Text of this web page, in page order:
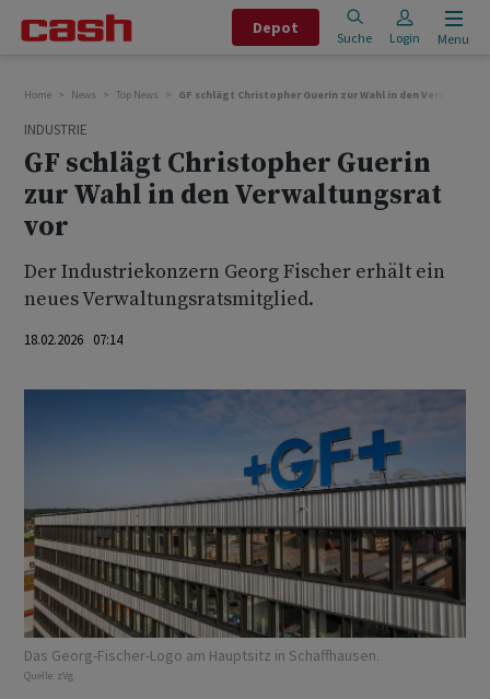
Depot
Suche Login Menu
Home News Top News GF schlägt Christopher Guerin zur Wahl in den
INDUSTRIE
GF schlägt Christopher Guerin
zur Wahl in den Verwaltungsrat
vor
Der Industriekonzern Georg Fischer erhält ein
neues Verwaltungsratsmitglied.
18.02.2026 07:14
Das Georg-Fischer-Logo am Hauptsitz in Schaffhausen.
Quelle: zVg